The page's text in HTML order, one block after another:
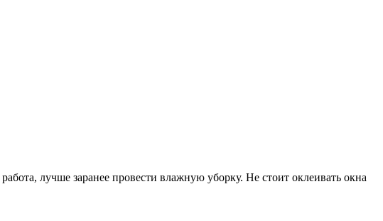
лучше заранее провести влажную уборку. Не стоит оклеивать окна